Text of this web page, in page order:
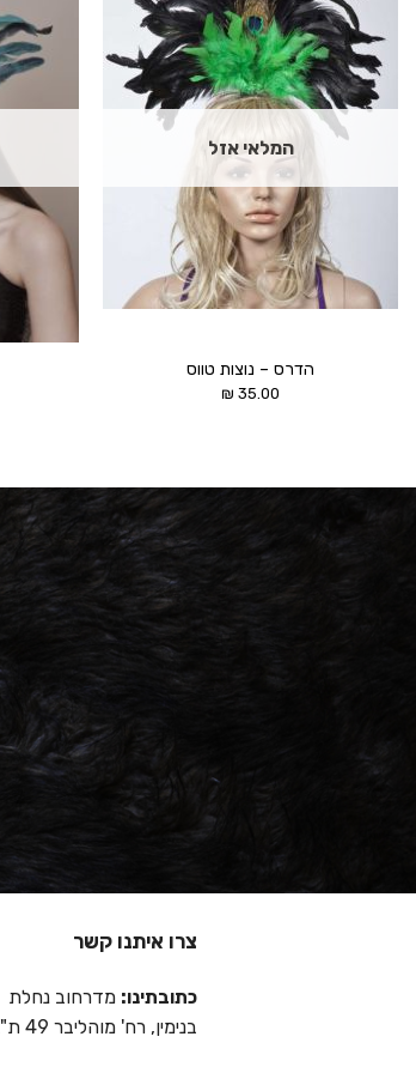
הוסף ל
WISHLIST
המלאי אזל
הדרס – נוצות טווס
35.00
₪
צרו איתנו קשר
כתובתינו: מדרחוב נחלת
בנימין, רח' מוהליבר 49 ת"א